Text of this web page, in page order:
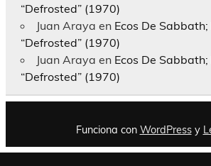
“Defrosted” (1970)
Juan Araya en Ecos De
“Defrosted” (1970)
Juan Araya en Ecos De
“Defrosted” (1970)
Funciona con WordPressy